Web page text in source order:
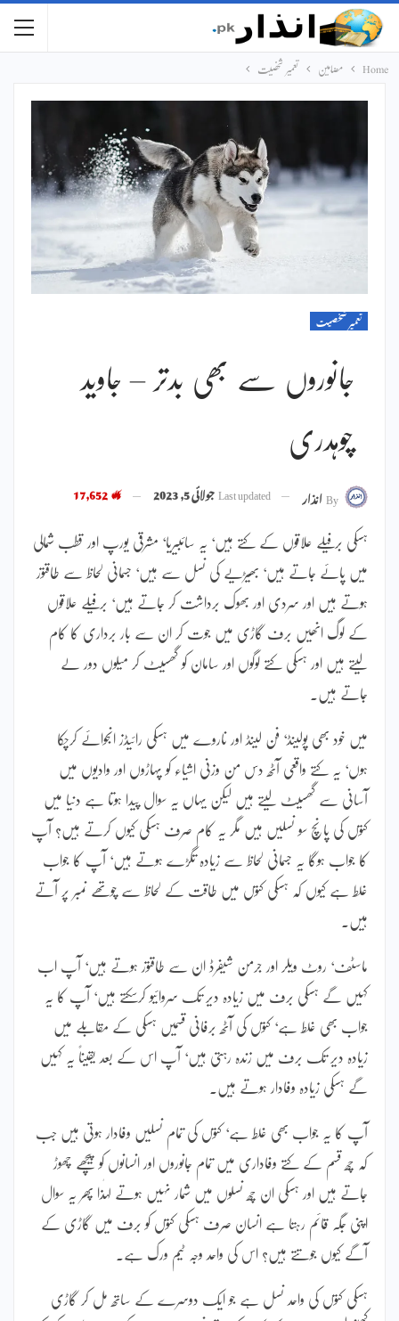
Home مضامین تعمیر شخصیت
تعمیر شخصیت
جانوروں سے بھی بدتر – جاوید
چوہدری
Byانذار Last updatedجولائی 5, 2023
ہسکی برفیلے علاقوں کے کتے ہیں‘ یہ سائبیریا‘ مشرقی یورپ اور قطب شمالی
میں پائے جاتے ہیں‘ بھیڑیے کی نسل سے ہیں‘ جسمانی لحاظ سے طاقتور
ہوتے ہیں اور سردی اور بھوک برداشت کر جاتے ہیں‘ برفیلے علاقوں
کے لوگ انھیں برف گاڑی میں جوت کر ان سے بار برداری کا کام
لیتے ہیں اور ہسکی کتے لوگوں اور سامان کو گھسیٹ کر میلوں دور لے
جاتے ہیں۔
میں خود بھی پولینڈ‘ فن لینڈ اور ناروے میں ہسکی رائیڈز انجوائے کرچکا
ہوں‘ یہ کتے واقعی آٹھ دس من وزنی اشیاء کو پہاڑوں اور وادیوں میں
آسانی سے گھسیٹ لیتے ہیں لیکن یہاں یہ سوال پیدا ہوتا ہے دنیا میں
کتوں کی پانچ سو نسلیں ہیں مگر یہ کام صرف ہسکی کیوں کرتے ہیں؟ آپ
کا جواب ہوگا یہ جسمانی لحاظ سے زیادہ تگڑے ہوتے ہیں‘ آپ کا جواب
غلط ہے کیوں کہ ہسکی کتوں میں طاقت کے لحاظ سے چوتھے نمبر پر آتے
ہیں۔
ماسٹف‘ روٹ ویلر اور جرمن شیفرڈ ان سے طاقتور ہوتے ہیں‘ آپ اب
کہیں گے ہسکی برف میں زیادہ دیر تک سروائیو کرسکتے ہیں‘ آپ کا یہ
جواب بھی غلط ہے‘ کتوں کی آٹھ برفانی قسمیں ہسکی کے مقابلے میں
زیادہ دیر تک برف میں زندہ رہتی ہیں‘ آپ اس کے بعد یقیناً یہ کہیں
گے ہسکی زیادہ وفادار ہوتے ہیں۔
آپ کا یہ جواب بھی غلط ہے‘ کتوں کی تمام نسلیں وفادار ہوتی ہیں جب
کہ چھ قسم کے کتے وفاداری میں تمام جانوروں اور انسانوں کو پیچھے چھوڑ
جاتے ہیں اور ہسکی ان چھ نسلوں میں شمار نہیں ہوتے لہٰذا پھر یہ سوال
اپنی جگہ قائم رہتا ہے انسان صرف ہسکی کتوں کو برف میں گاڑی کے
آگے کیوں جوتتے ہیں؟ اس کی واحد وجہ ٹیم ورک ہے۔
ہسکی کتوں کی واحد نسل ہے جو ایک دوسرے کے ساتھ مل کر گاڑی